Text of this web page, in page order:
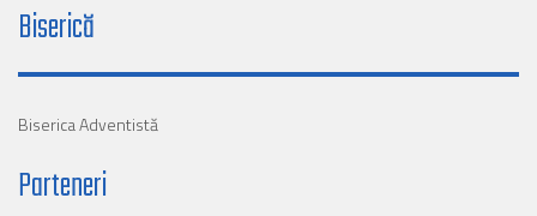
Biserică
Biserica Adventistă
Parteneri